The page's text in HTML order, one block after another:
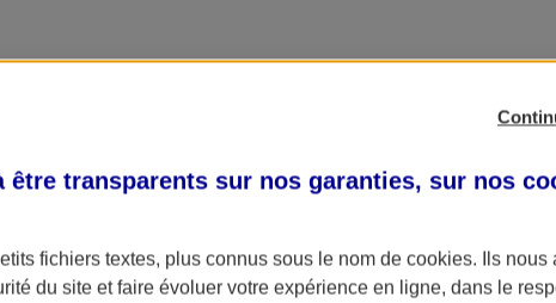
être transparents sur nos garanties, sur nos
fichiers textes, plus connus sous le nom de cookies. Ils nous
du site et faire évoluer votre expérience en ligne, dans le